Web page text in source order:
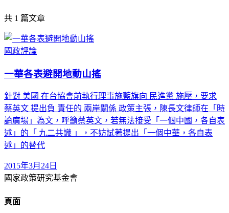
共 1 篇文章
國政評論
一華各表避開地動山搖
針對 美國 在台協會前執行理事施藍旗向 民進黨 施壓，要求
蔡英文 提出負 責任的 兩岸關係 政策主張，陳長文律師在「時
論廣場」為文，呼籲蔡英文，若無法接受「一個中國，各自表
述」的「 九二共識 」，不妨試著提出「一個中華，各自表
述」的替代
2015年3月24日
國家政策研究基金會
頁面